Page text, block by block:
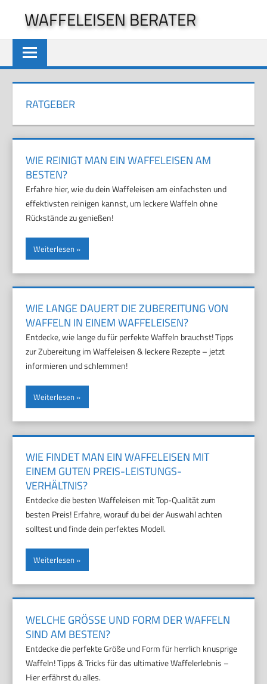
springen
WAFFELEISEN BERATER
RATGEBER
WIE REINIGT MAN EIN WAFFELEISEN AM
BESTEN?
Erfahre hier, wie du dein Waffeleisen am einfachsten und
effektivsten reinigen kannst, um leckere Waffeln ohne
Rückstände zu genießen!
Weiterlesen
WIE LANGE DAUERT DIE ZUBEREITUNG VON
WAFFELN IN EINEM WAFFELEISEN?
Entdecke, wie lange du für perfekte Waffeln brauchst! Tipps
zur Zubereitung im Waffeleisen & leckere Rezepte – jetzt
informieren und schlemmen!
Weiterlesen
WIE FINDET MAN EIN WAFFELEISEN MIT
EINEM GUTEN PREIS-LEISTUNGS-
VERHÄLTNIS?
Entdecke die besten Waffeleisen mit Top-Qualität zum
besten Preis! Erfahre, worauf du bei der Auswahl achten
solltest und finde dein perfektes Modell.
Weiterlesen
WELCHE GRÖSSE UND FORM DER WAFFELN S
IND AM BESTEN?
Entdecke die perfekte Größe und Form für herrlich knusprige
Waffeln! Tipps & Tricks für das ultimative Waffelerlebnis –
Hier erfährst du alles.